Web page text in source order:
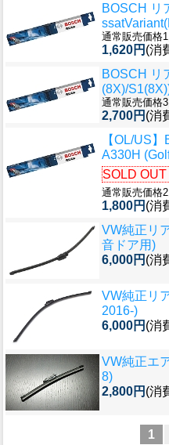
BOSCH リ
通常販売価格
1,620円 (消
BOSCH リ
(8X)/
通常販売価格
2,700円 (消
【OL/US
A330H
SOLD OUT
通常販売価格
1,800円 (消
VW純正リ
音ドア用)
6,000円 (消
VW純正リ
2016-)
6,000円 (消
VW純正エ
8)
2,800円 (消
1